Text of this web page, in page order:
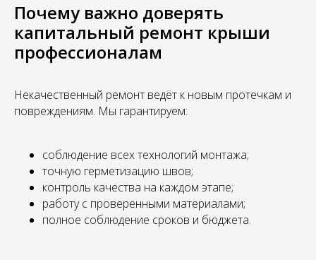
Почему важно доверять
капитальный ремонт крыши
профессионалам
Некачественный ремонт ведёт к новым протечкам и
повреждениям. Мы гарантируем:
соблюдение всех технологий монтажа;
точную герметизацию швов;
контроль качества на каждом этапе;
работу с проверенными материалами;
полное соблюдение сроков и бюджета.